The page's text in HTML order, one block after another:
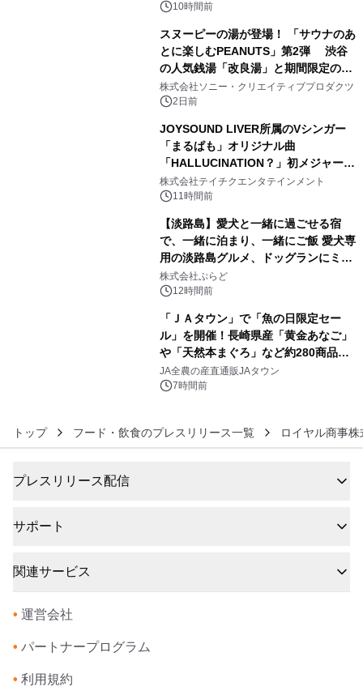
10時間前
スヌーピーの湯が登場！ 「サウナのあ
とに楽しむPEANUTS」第2弾 渋谷
の人気銭湯「改良湯」と期間限定のコ
ラボレーション サウナイキタイコラ
ボグッズも発売決定！
株式会社ソニー・クリエイティブプロダクツ
2日前
JOYSOUND LIVER所属のVシンガー
「まるぱも」オリジナル曲
「HALLUCINATION？」初メジャー配
信リリース決定！
株式会社テイチクエンタテインメント
11時間前
【淡路島】愛犬と一緒に過ごせる宿
で、一緒に泊まり、一緒にご飯 愛犬専
用の淡路島グルメ、ドッグランにミニ
プール グランピングとトレーラーハウ
スの2施設で
株式会社ぷらど
12時間前
「ＪＡタウン」で「魚の日限定セー
ル」を開催！長崎県産「黄金あなご」
や「天然本まぐろ」など約280商品を
販売！～毎月１０日の定例企画～
JA全農の産直通販JAタウン
7時間前
トップ フード・飲食のプレスリリース一覧 ロイヤル商事株
プレスリリース配信
サポート
関連サービス
• 運営会社
• パートナープログラム
• 利用規約